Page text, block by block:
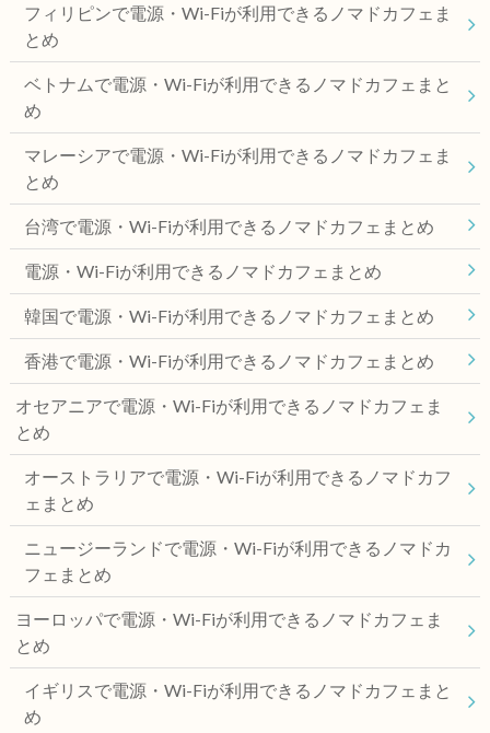
フィリピンで電源・Wi-Fiが利用できるノマドカフェま
とめ
ベトナムで電源・Wi-Fiが利用できるノマドカフェまと
め
マレーシアで電源・Wi-Fiが利用できるノマドカフェま
とめ
台湾で電源・Wi-Fiが利用できるノマドカフェまとめ
電源・Wi-Fiが利用できるノマドカフェまとめ
韓国で電源・Wi-Fiが利用できるノマドカフェまとめ
香港で電源・Wi-Fiが利用できるノマドカフェまとめ
オセアニアで電源・Wi-Fiが利用できるノマドカフェま
とめ
オーストラリアで電源・Wi-Fiが利用できるノマドカフ
ェまとめ
ニュージーランドで電源・Wi-Fiが利用できるノマドカ
フェまとめ
ヨーロッパで電源・Wi-Fiが利用できるノマドカフェま
とめ
イギリスで電源・Wi-Fiが利用できるノマドカフェまと
め